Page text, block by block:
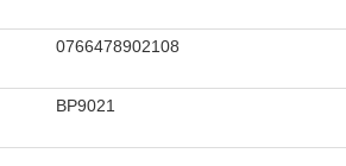
0766478902108
BP9021